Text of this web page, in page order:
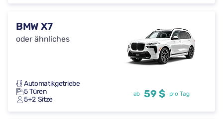
BMW X7
oder ähnliches
Automatikgetriebe
5 Türen
5+2 Sitze
ab 59 $ pro Tag